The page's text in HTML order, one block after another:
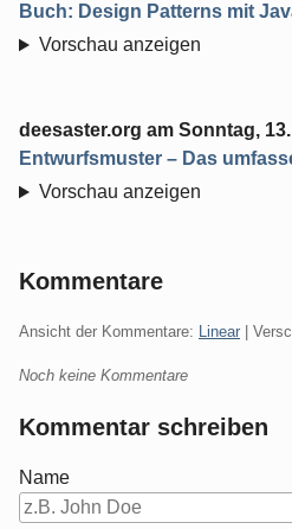
Buch: Design Patterns mit
Vorschau anzeigen
deesaster.org am Sonntag,
Entwurfsmuster – Das
Vorschau anzeigen
Kommentare
Ansicht der Kommentare: Linear |
Noch keine Kommentare
Kommentar schreiben
Name